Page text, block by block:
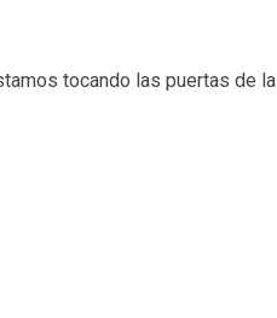
tocando las puertas de la